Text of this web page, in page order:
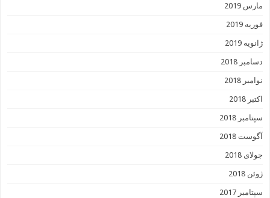
مارس 2019
فوریه 2019
ژانویه 2019
دسامبر 2018
نوامبر 2018
اکتبر 2018
سپتامبر 2018
آگوست 2018
جولای 2018
ژوئن 2018
سپتامبر 2017